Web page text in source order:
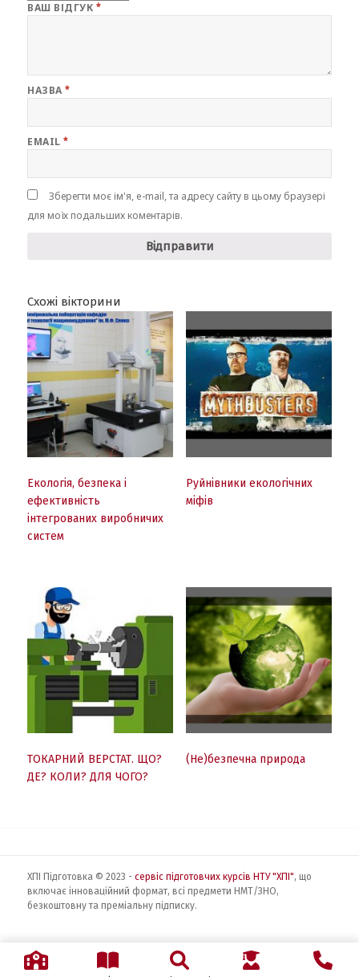
ВАШ ВІДГУК *
НАЗВА*
EMAIL*
Зберегти моє ім'я, e-mail, та адресу сайту в цьому браузері
для моїх подальших коментарів.
Схожі вікторини
Екологія, безпека і
ефективність
інтегрованих виробничих
систем
Руйнівники екологічних
міфів
ТОКАРНИЙ ВЕРСТАТ. ЩО?
ДЕ? КОЛИ? ДЛЯ ЧОГО?
(Не)безпечна природа
ХПІ Підготовка © 2023 -сервіс підготовчих курсів НТУ "ХПІ", що
включає інноваційний формат, всі предмети НМТ/ЗНО,
безкоштовну та преміальну підписку.